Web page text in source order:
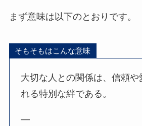
まず意味は以下のとおりです。
そもそもはこんな意味
大切な人との関係は、信頼
れる特別な絆である。
—